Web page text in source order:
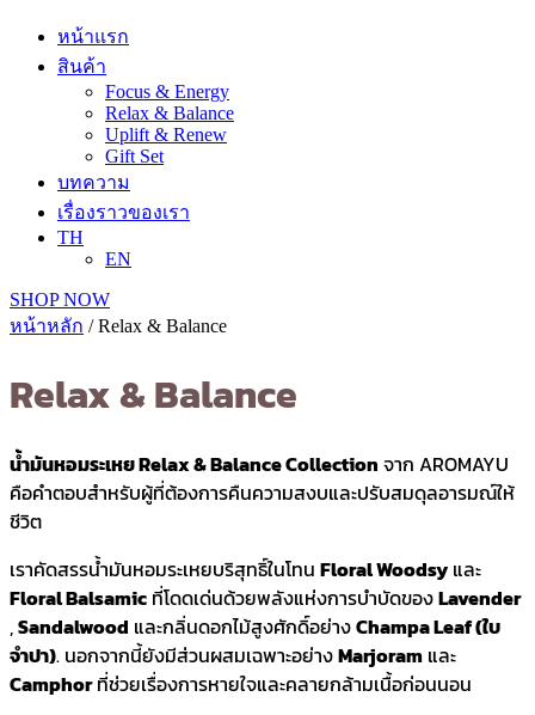
หน้าแรก
สินค้า
Focus & Energy
Relax & Balance
Uplift & Renew
Gift Set
บทความ
เรื่องราวของเรา
TH
EN
SHOP NOW
หน้าหลัก / Relax & Balance
Relax & Balance
น้ำมันหอมระเหย Relax & Balance Collection จาก AROMAYU
คือคำตอบสำหรับผู้ที่ต้องการคืนความสงบและปรับสมดุลอารมณ์ให้
ชีวิต
เราคัดสรรน้ำมันหอมระเหยบริสุทธิ์ในโทน Floral Woodsy และ
Floral Balsamic ที่โดดเด่นด้วยพลังแห่งการบำบัดของLavender
,Sandalwood และกลิ่นดอกไม้สูงศักดิ์อย่างChampa Leaf (ใบ
จำปา). นอกจากนี้ยังมีส่วนผสมเฉพาะอย่างMarjoram และ
Camphor ที่ช่วยเรื่องการหายใจและคลายกล้ามเนื้อก่อนนอน